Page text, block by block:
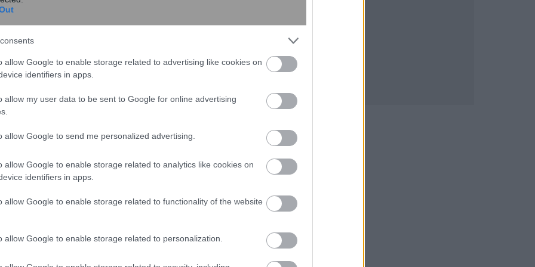
allow Google to enable storage related to advertising like cookies on
identifiers in apps.
allow my user data to be sent to Google for online advertising
allow Google to send me personalized advertising.
allow Google to enable storage related to analytics like cookies on
identifiers in apps.
allow Google to enable storage related to functionality of the website
allow Google to enable storage related to personalization.
της
κυβέρνηση έχει ως αποτέλεσμα της ρήτρας
καμία περίπτωση δεν πρέπει και δεν θα γίνει
μας παρακολουθούν και μας κρίνουν, αλλά και
αποτελούν από μόνες τους σημαντικούς
σωστή κατεύθυνση επίσης κινείται και το Ταμείο
εργαλείο το οποίο επιτρέπει στις 27
τις επενδύσεις τους στην ευρωπαϊκή αμυντική